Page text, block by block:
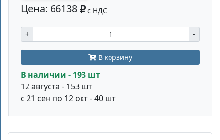
Цена: 66138 с НДС
+ -
В корзину
В наличии - 193 шт
12 августа - 153 шт
с 21 сен по 12 окт - 40 шт